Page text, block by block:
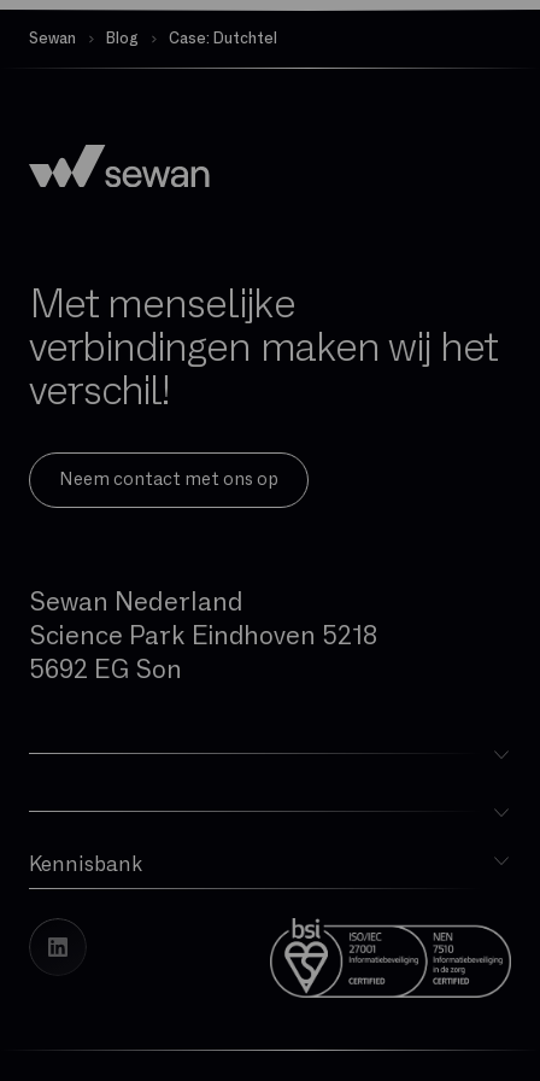
Sewan Blog Case: Dutchtel
Met menselijke
verbindingen maken wij het
verschil!
Neem contact met ons op
Sewan Nederland
Science Park Eindhoven 5218
5692 EG Son
Kennisbank
Whitepapers
Cases